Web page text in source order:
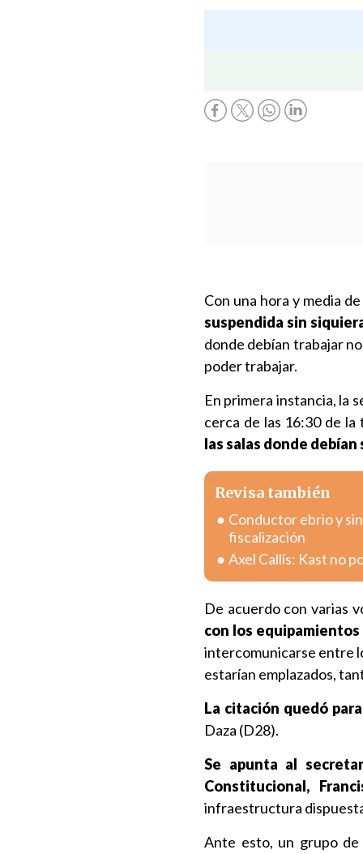
Con una hora y media
suspendida sin
donde debían trabajar
poder trabajar.
En primera instancia, la
cerca de las 16:30 de
las salas donde debían
Revisa también
Conductor ebrio y
fiscalización
Axel Callís: Kast no
De acuerdo con varias
con los
intercomunicarse entre
estarían emplazados,
La citación quedó
Daza (D28).
Se apunta al
Constitucional,
infraestructura
Ante esto, un grupo